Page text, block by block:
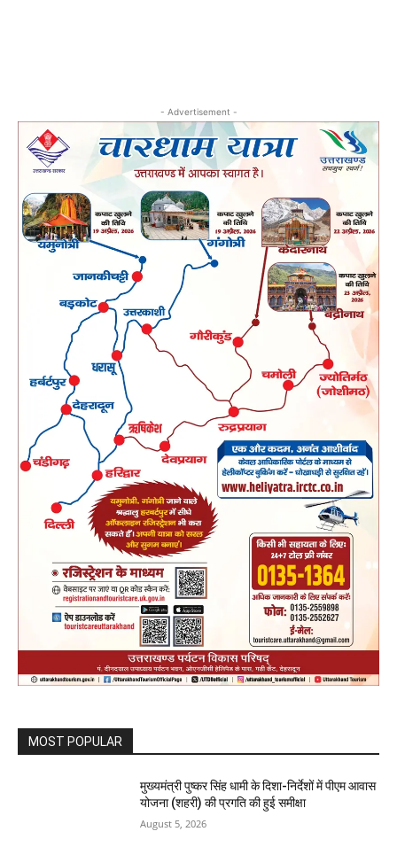
- Advertisement -
MOST POPULAR
मुख्यमंत्री पुष्कर सिंह धामी के दिशा-निर्देशों में पीएम आवास
योजना (शहरी) की प्रगति की हुई समीक्षा
August 5, 2026